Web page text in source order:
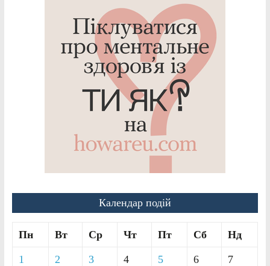
Календар подій
Пн Вт Ср Чт Пт Сб Нд
1 2 3 4 5 6 7